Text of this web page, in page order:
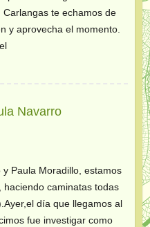
te echamos de
y aprovecha el momento.
Navarro
Paula Moradillo, estamos
haciendo caminatas todas
día que llegamos al
fue investigar como